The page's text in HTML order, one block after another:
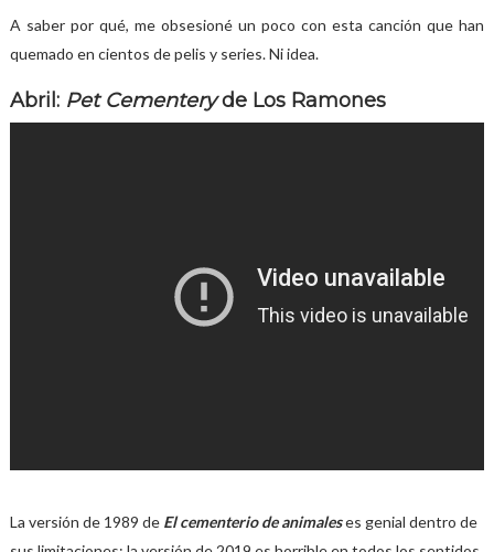
A saber por qué, me obsesioné un poco con esta canción que han
quemado en cientos de pelis y series. Ni idea.
Abril: Pet Cementeryde Los Ramones
La versión de 1989 de El cementerio de animaleses genial dentro de